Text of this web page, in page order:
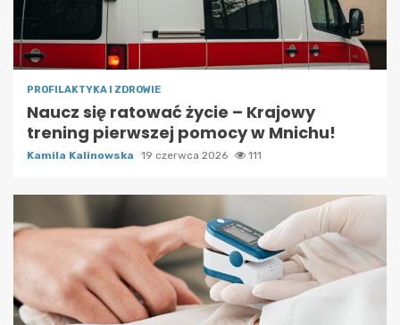
PROFILAKTYKA I ZDROWIE
Naucz się ratować życie – Krajowy
trening pierwszej pomocy w Mnichu!
Kamila Kalinowska 19 czerwca 2026 111